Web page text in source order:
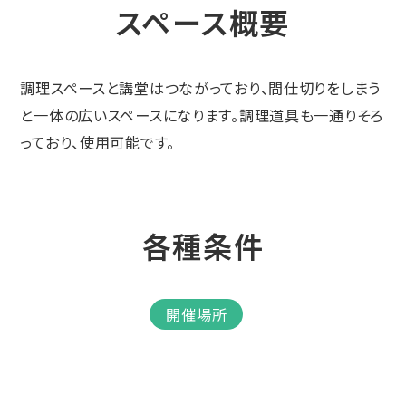
スペース概要
調理スペースと講堂はつながっており、間仕切りをしまう
と一体の広いスペースになります。調理道具も一通りそろ
っており、使用可能です。
各種条件
開催場所